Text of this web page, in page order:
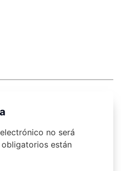
no será
están